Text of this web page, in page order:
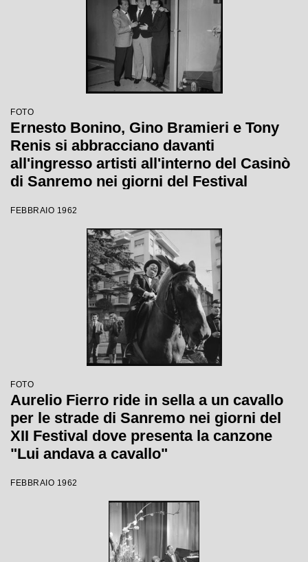
FOTO
Ernesto Bonino, Gino Bramieri e Tony
Renis si abbracciano davanti
all'ingresso artisti all'interno del Casinò
di Sanremo nei giorni del Festival
FEBBRAIO 1962
FOTO
Aurelio Fierro ride in sella a un cavallo
per le strade di Sanremo nei giorni del
XII Festival dove presenta la canzone
"Lui andava a cavallo"
FEBBRAIO 1962